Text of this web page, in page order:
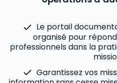
Le portail
organisé pour
professionnels dans la
Garantissez vos